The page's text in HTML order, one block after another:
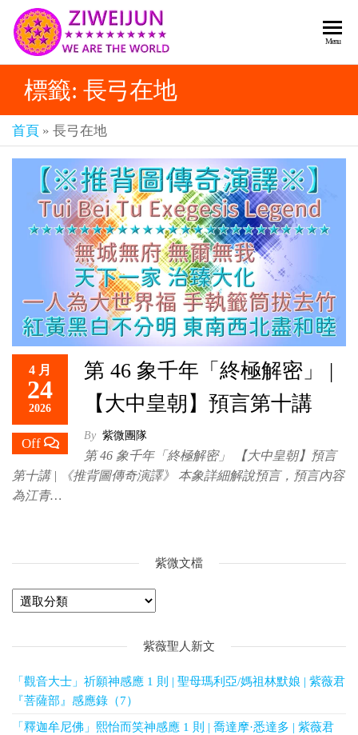
紫薇
《推
背
圖》
預
言-
紫薇
君寰
宇傳
奇官
網
樂
章-
人
人
都
是
彌
賽
亞-
個
個
都
救
世
主
Menu
標籤: 長弓在地
首頁 » 長弓在地
4 月
24
2026
Off
第 46 象千年「終極解密」 |
【大中皇朝】預言第十講
By 紫微團隊
第 46 象千年「終極解密」 【大中皇朝】預言
第十講 | 《推背圖傳奇演譯》 本象詳細解說預言，預言內容
為江青…
紫微文檔
紫薇聖人新文
「觀音大士」祈願神感應 1 則 | 聖母瑪利亞/媽祖林默娘 | 紫薇君
『菩薩部』感應錄（7）
「釋迦牟尼佛」熙怡而笑神感應 1 則 | 喬達摩·悉達多 | 紫薇君